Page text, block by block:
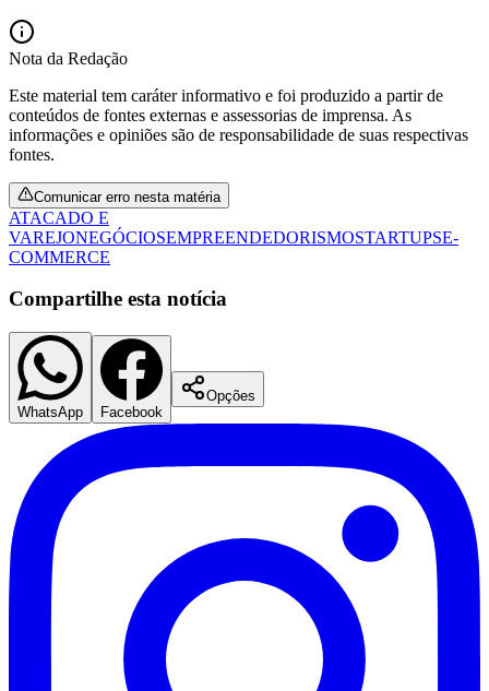
Flamengo
Nota da Redação
Este material tem caráter informativo e foi produzido a partir de
conteúdos de fontes externas e assessorias de imprensa. As
informações e opiniões são de responsabilidade de suas respectivas
fontes.
Comunicar erro nesta matéria
ATACADO E
VAREJONEGÓCIOSEMPREENDEDORISMOSTARTUPSE-
COMMERCE
Compartilhe esta notícia
WhatsApp Facebook
Opções